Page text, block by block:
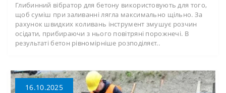
Глибинний вібратор для бетону використовують для того,
щоб суміш при заливанні лягла максимально щільно. За
рахунок швидких коливань інструмент змушує розчин
осідати, прибираючи з нього повітряні порожнечі. В
результаті бетон рівномірніше розподіляєт..
16.10.2025